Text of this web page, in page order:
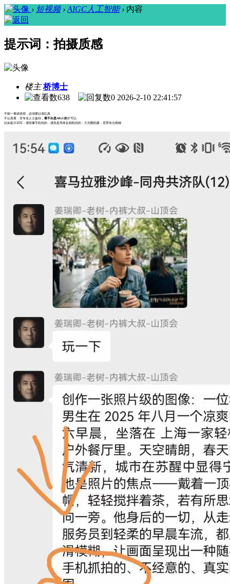
› 短视频 › AIGC人工智能 › 内容
提示词：拍摄质感
楼主 桥博士
638
0 2026-2-10 22:41:57
不能一看就很假，必须要以假乱真
不认真看，非专业人士鉴别
，看不出是AIGC的才可以
比如提示词写：感觉像手机拍的，感觉是用单反相机拍的，大光圈拍摄，背景有点模糊